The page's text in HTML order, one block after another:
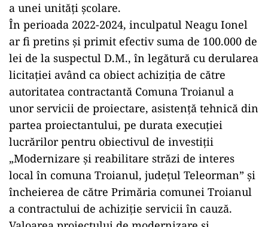
a unei unități școlare.
În perioada 2022-2024, inculpatul Neagu Ionel
ar fi pretins și primit efectiv suma de 100.000 de
lei de la suspectul D.M., în legătură cu derularea
licitației având ca obiect achiziția de către
autoritatea contractantă Comuna Troianul a
unor servicii de proiectare, asistență tehnică din
partea proiectantului, pe durata execuției
lucrărilor pentru obiectivul de investiții
„Modernizare și reabilitare străzi de interes
local în comuna Troianul, județul Teleorman” și
încheierea de către Primăria comunei Troianul
a contractului de achiziție servicii în cauză.